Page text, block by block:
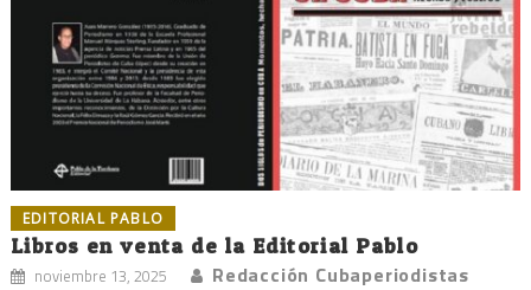
EDITORIAL PABLO
Libros en venta de la Editorial Pablo
noviembre 13, 2025 Redacción Cubaperiodistas